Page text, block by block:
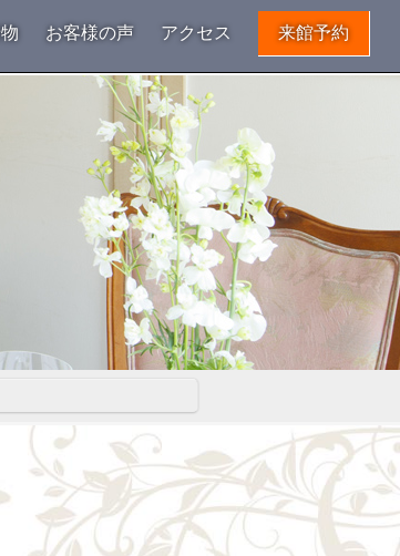
お客様の声 アクセス 来館予約